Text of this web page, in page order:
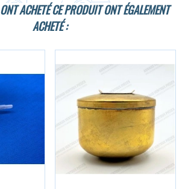
ACHETÉ CE PRODUIT ONT ÉGALEMENT
ACHETÉ :